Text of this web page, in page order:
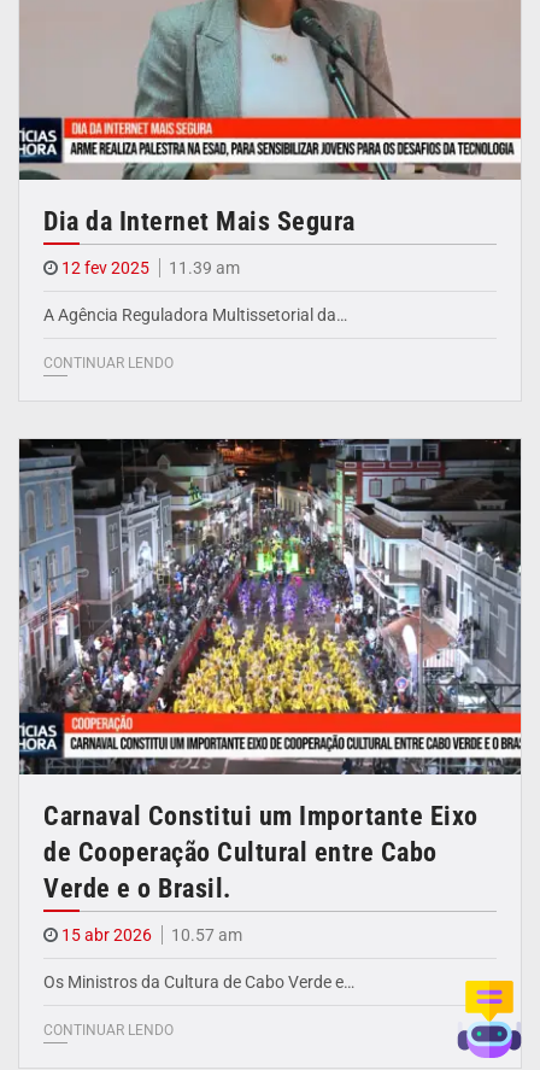
Dia da Internet Mais Segura
12 fev 2025 11.39 am
A Agência Reguladora Multissetorial da…
CONTINUAR LENDO
Carnaval Constitui um Importante Eixo
de Cooperação Cultural entre Cabo
Verde e o Brasil.
15 abr 2026 10.57 am
Os Ministros da Cultura de Cabo Verde e…
CONTINUAR LENDO